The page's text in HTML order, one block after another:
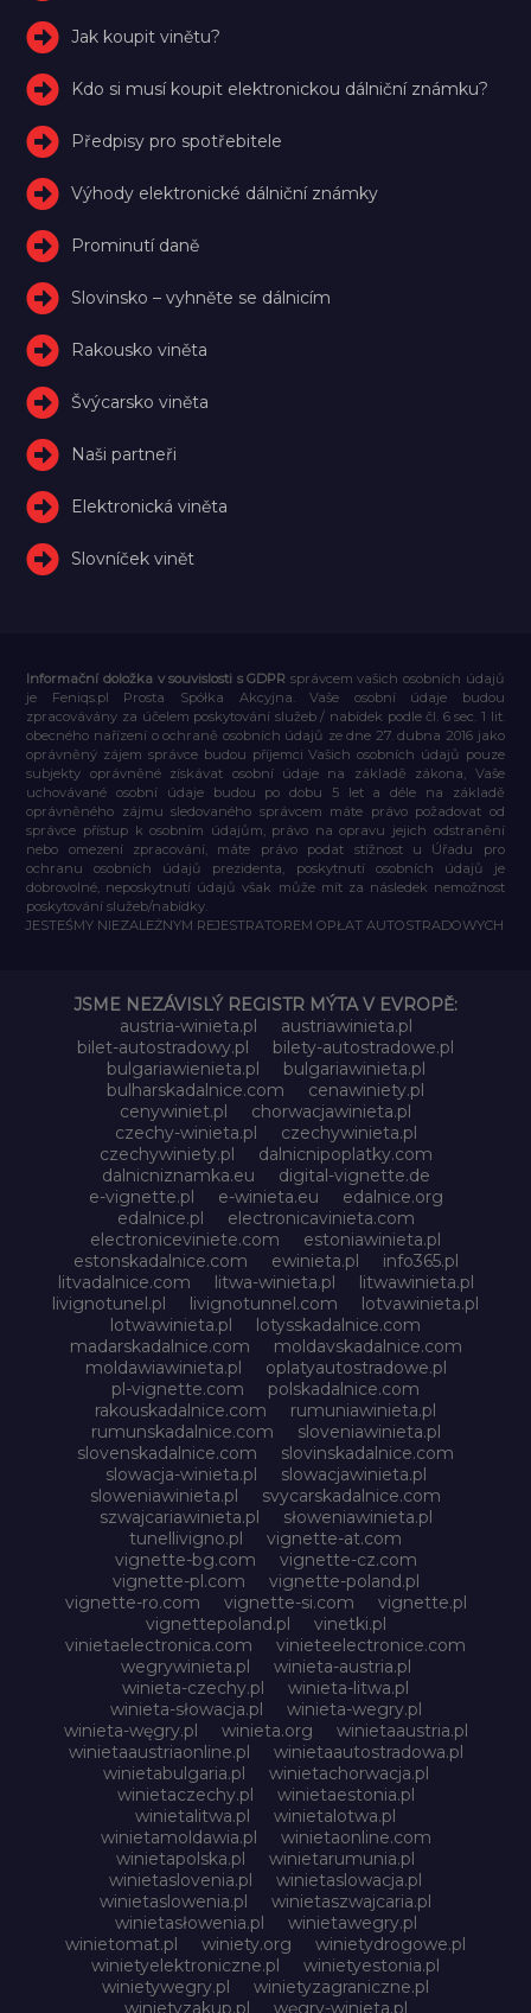
Jak koupit vinětu?
Kdo si musí koupit elektronickou dálniční známku?
Předpisy pro spotřebitele
Výhody elektronické dálniční známky
Prominutí daně
Slovinsko – vyhněte se dálnicím
Rakousko viněta
Švýcarsko viněta
Naši partneři
Elektronická viněta
Slovníček vinět
Informační doložka v souvislosti s GDPR správcem vašich osobních údajů
je Feniqs.pl Prosta Spółka Akcyjna. Vaše osobní údaje budou
zpracovávány za účelem poskytování služeb / nabídek podle čl. 6 sec. 1 lit.
obecného nařízení o ochraně osobních údajů ze dne 27. dubna 2016 jako
oprávněný zájem správce budou příjemci Vašich osobních údajů pouze
subjekty oprávněné získávat osobní údaje na základě zákona, Vaše
uchovávané osobní údaje budou po dobu 5 let a déle na základě
oprávněného zájmu sledovaného správcem máte právo požadovat od
správce přístup k osobním údajům, právo na opravu jejich odstranění
nebo omezení zpracování, máte právo podat stížnost u Úřadu pro
ochranu osobních údajů prezidenta, poskytnutí osobních údajů je
dobrovolné, neposkytnutí údajů však může mít za následek nemožnost
poskytování služeb/nabídky.
JESTEŚMY NIEZALEŻNYM REJESTRATOREM OPŁAT AUTOSTRADOWYCH
JSME NEZÁVISLÝ REGISTR MÝTA V EVROPĚ:
austria-winieta.pl
austriawinieta.pl
bilet-autostradowy.pl
bilety-autostradowe.pl
bulgariawienieta.pl
bulgariawinieta.pl
bulharskadalnice.com
cenawiniety.pl
cenywiniet.pl
chorwacjawinieta.pl
czechy-winieta.pl
czechywinieta.pl
czechywiniety.pl
dalnicnipoplatky.com
dalnicniznamka.eu
digital-vignette.de
e-vignette.pl
e-winieta.eu
edalnice.org
edalnice.pl
electronicavinieta.com
electroniceviniete.com
estoniawinieta.pl
estonskadalnice.com
ewinieta.pl
info365.pl
litvadalnice.com
litwa-winieta.pl
litwawinieta.pl
livignotunel.pl
livignotunnel.com
lotvawinieta.pl
lotwawinieta.pl
lotysskadalnice.com
madarskadalnice.com
moldavskadalnice.com
moldawiawinieta.pl
oplatyautostradowe.pl
pl-vignette.com
polskadalnice.com
rakouskadalnice.com
rumuniawinieta.pl
rumunskadalnice.com
sloveniawinieta.pl
slovenskadalnice.com
slovinskadalnice.com
slowacja-winieta.pl
slowacjawinieta.pl
sloweniawinieta.pl
svycarskadalnice.com
szwajcariawinieta.pl
słoweniawinieta.pl
tunellivigno.pl
vignette-at.com
vignette-bg.com
vignette-cz.com
vignette-pl.com
vignette-poland.pl
vignette-ro.com
vignette-si.com
vignette.pl
vignettepoland.pl
vinetki.pl
vinietaelectronica.com
vinieteelectronice.com
wegrywinieta.pl
winieta-austria.pl
winieta-czechy.pl
winieta-litwa.pl
winieta-słowacja.pl
winieta-wegry.pl
winieta-węgry.pl
winieta.org
winietaaustria.pl
winietaaustriaonline.pl
winietaautostradowa.pl
winietabulgaria.pl
winietachorwacja.pl
winietaczechy.pl
winietaestonia.pl
winietalitwa.pl
winietalotwa.pl
winietamoldawia.pl
winietaonline.com
winietapolska.pl
winietarumunia.pl
winietaslovenia.pl
winietaslowacja.pl
winietaslowenia.pl
winietaszwajcaria.pl
winietasłowenia.pl
winietawegry.pl
winietomat.pl
winiety.org
winietydrogowe.pl
winietyelektroniczne.pl
winietyestonia.pl
winietywegry.pl
winietyzagraniczne.pl
winietyzakup.pl
węgry-winieta.pl